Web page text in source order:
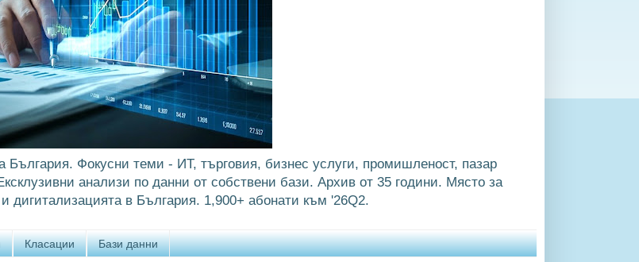
България. Фокусни теми - ИТ, търговия, бизнес услуги, промишленост, пазар
анализи по данни от собствени бази. Архив от 35 години. Място за
дигитализацията в България. 1,900+ абонати към '26Q2.
Класации Бази данни